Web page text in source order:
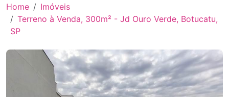
Home
Imóveis
Terreno à Venda, 300m² - Jd Ouro Verde, Botucatu,
SP